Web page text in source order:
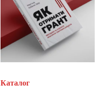
Каталог